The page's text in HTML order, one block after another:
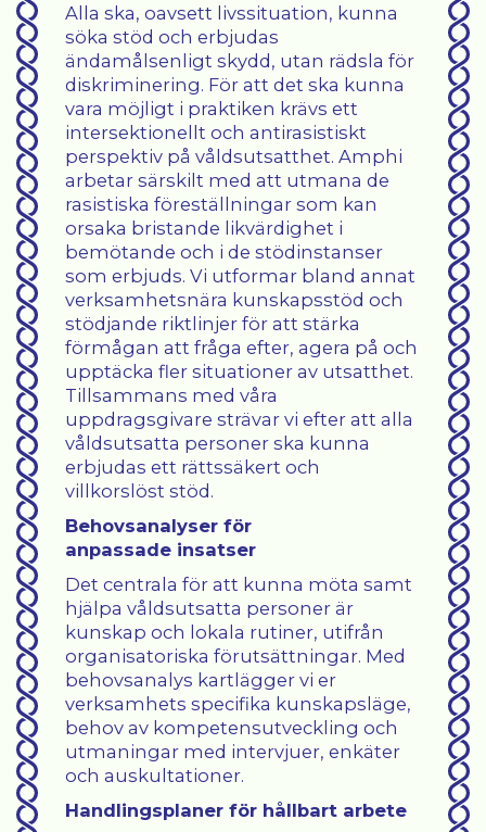
Alla ska, oavsett livssituation, kunna
söka stöd och erbjudas
ändamålsenligt skydd, utan rädsla för
diskriminering. För att det ska kunna
vara möjligt i praktiken krävs ett
intersektionellt och antirasistiskt
perspektiv på våldsutsatthet. Amphi
arbetar särskilt med att utmana de
rasistiska föreställningar som kan
orsaka bristande likvärdighet i
bemötande och i de stödinstanser
som erbjuds. Vi utformar bland annat
verksamhetsnära kunskapsstöd och
stödjande riktlinjer för att stärka
förmågan att fråga efter, agera på och
upptäcka fler situationer av utsatthet.
Tillsammans med våra
uppdragsgivare strävar vi efter att alla
våldsutsatta personer ska kunna
erbjudas ett rättssäkert och
villkorslöst stöd.
Behovsanalyser för
anpassade insatser
Det centrala för att kunna möta samt
hjälpa våldsutsatta personer är
kunskap och lokala rutiner, utifrån
organisatoriska förutsättningar. Med
behovsanalys kartlägger vi er
verksamhets specifika kunskapsläge,
behov av kompetensutveckling och
utmaningar med intervjuer, enkäter
och auskultationer.
Handlingsplaner för hållbart arbete